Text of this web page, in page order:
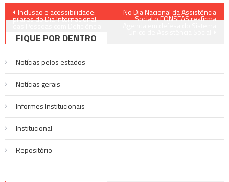
Navegação
de
Inclusão e acessibilidade:
pilares do Dia Internacional
No Dia Nacional da Assistência
Social o FONSEAS reafirma
FIQUE POR DENTRO
Notícias pelos estados
Notí­cias gerais
Informes Institucionais
Institucional
Repositório